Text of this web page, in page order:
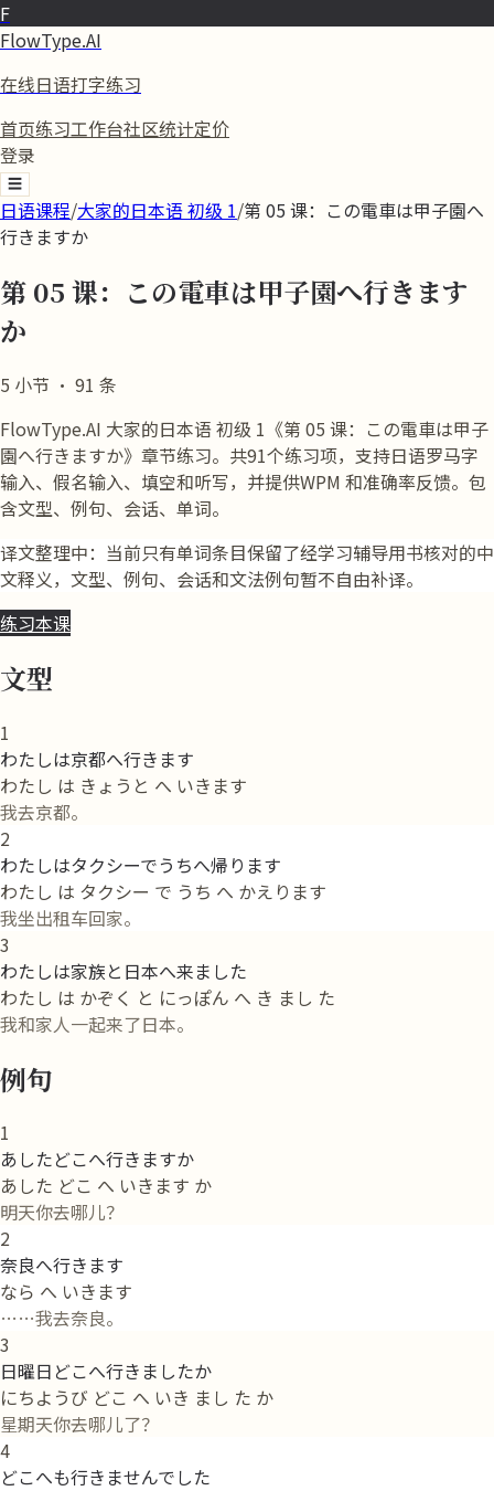
F
FlowType.AI
在线日语打字练习
首页练习工作台社区统计定价
登录
☰
日语课程/大家的日本语 初级 1/第 05 课：この電車は甲子園へ
行きますか
第 05 课：この電車は甲子園へ行きます
か
5 小节 · 91 条
FlowType.AI 大家的日本语 初级 1《第 05 课：この電車は甲子
園へ行きますか》章节练习。共91个练习项，支持日语罗马字
输入、假名输入、填空和听写，并提供WPM 和准确率反馈。包
含文型、例句、会话、单词。
译文整理中：当前只有单词条目保留了经学习辅导用书核对的中
文释义，文型、例句、会话和文法例句暂不自由补译。
练习本课
文型
1
わたしは京都へ行きます
わたし は きょうと へ いきます
我去京都。
2
わたしはタクシーでうちへ帰ります
わたし は タクシー で うち へ かえります
我坐出租车回家。
3
わたしは家族と日本へ来ました
わたし は かぞく と にっぽん へ き まし た
我和家人一起来了日本。
例句
1
あしたどこへ行きますか
あした どこ へ いきます か
明天你去哪儿？
2
奈良へ行きます
なら へ いきます
……我去奈良。
3
日曜日どこへ行きましたか
にちようび どこ へ いき まし た か
星期天你去哪儿了？
4
どこへも行きませんでした